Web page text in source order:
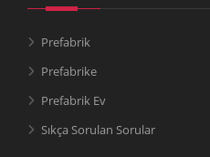
Prefabrik
Prefabrike
Prefabrik Ev
Sıkça Sorulan Sorular